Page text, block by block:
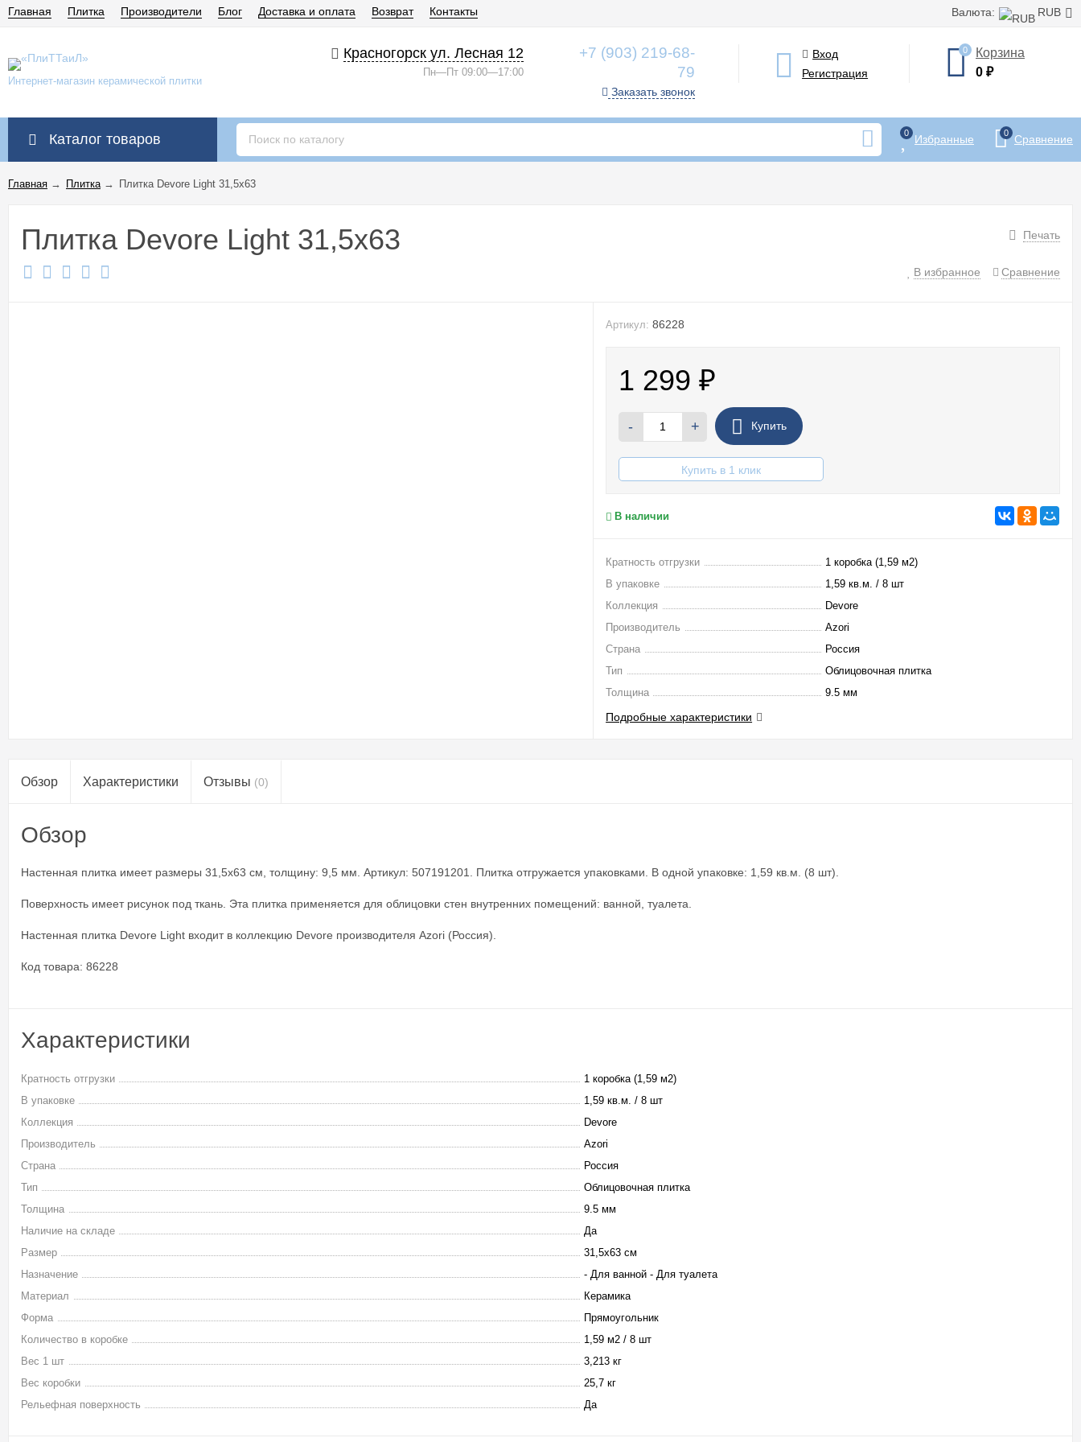
Валюта: RUB
Главная Плитка Производители Блог Доставка и оплата Возврат Контакты
Интернет-магазин керамической плитки
Красногорск ул. Лесная 12
Пн—Пт 09:00—17:00
+7 (903) 219-68-
79
Заказать звонок
Вход
Регистрация
0
Корзина
0 ₽
Каталог товаров 0 Избранные 0 Сравнение
Главная → Плитка→ Плитка Devore Light 31,5x63
Печать
Плитка Devore Light 31,5x63
В избранное Сравнение
Артикул: 86228
1 299₽
- + Купить
Купить в 1 клик
В наличии
Кратность отгрузки
1 коробка (1,59 м2)
В упаковке
1,59 кв.м. / 8 шт
Коллекция
Devore
Производитель
Azori
Страна
Россия
Тип
Облицовочная плитка
Толщина
9.5 мм
Подробные характеристики
Обзор Характеристики Отзывы (0)
Обзор
Настенная плитка имеет размеры 31,5x63 см, толщину: 9,5 мм. Артикул: 507191201. Плитка отгружается упаковками. В одной упаковке: 1,59 кв.м. (8 шт).
Поверхность имеет рисунок под ткань. Эта плитка применяется для облицовки стен внутренних помещений: ванной, туалета.
Настенная плитка Devore Light входит в коллекцию Devore производителя Azori (Россия).
Код товара: 86228
Характеристики
Кратность отгрузки
1 коробка (1,59 м2)
В упаковке
1,59 кв.м. / 8 шт
Коллекция
Devore
Производитель
Azori
Страна
Россия
Тип
Облицовочная плитка
Толщина
9.5 мм
Наличие на складе
Да
Размер
31,5х63 см
Назначение
- Для ванной - Для туалета
Материал
Керамика
Форма
Прямоугольник
Количество в коробке
1,59 м2 / 8 шт
Вес 1 шт
3,213 кг
Вес коробки
25,7 кг
Рельефная поверхность
Да